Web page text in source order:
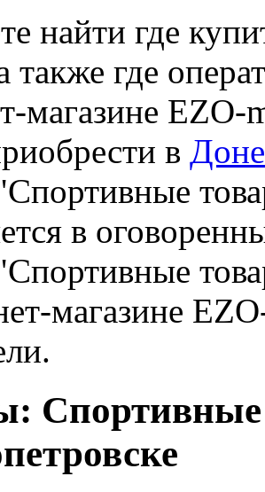
найти где
также где
магазине
в
в
магазине
Спортивные